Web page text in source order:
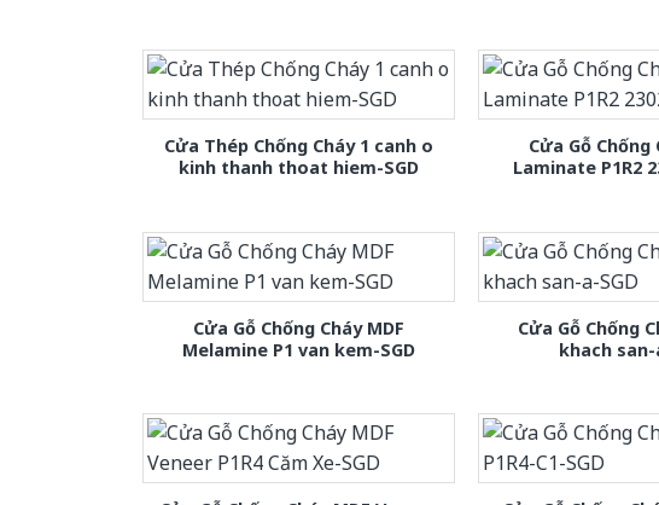
Cửa Thép Chống Cháy 1 canh o
kinh thanh thoat hiem-SGD
Cửa Gỗ Chống
Laminate P1R2
Cửa Gỗ Chống Cháy MDF
Melamine P1 van kem-SGD
Cửa Gỗ Chống
khach san-